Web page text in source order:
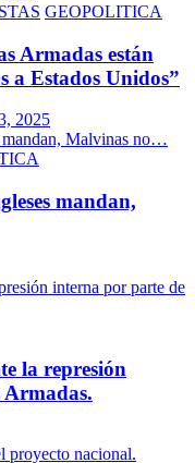
GEOPOLITICA
Armadas están
a Estados Unidos”
2025
mandan,
la represión
Armadas.